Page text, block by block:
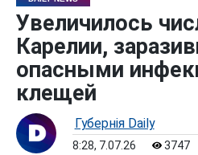
Увеличилось
Карелии,
опасными
клещей
Губернiя Daily
8:28, 7.07.26 3747